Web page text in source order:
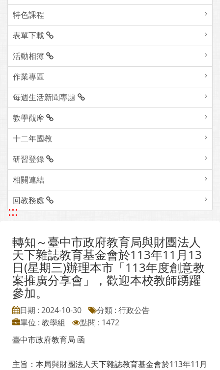
特色課程
表單下載
活動相簿
作業專區
每週生活新聞專題
教學觀摩
十二年國教
研習登錄
相關連結
回教務處
:::
轉知～臺中市政府教育局與財團法人
天下雜誌教育基金會於113年11月13
日(星期三)辦理本市「113年度創意教
案推廣分享會」，歡迎本校教師踴躍
參加。
日期 : 2024-10-30
分類 : 行政公告
單位 : 教學組
點閱 : 1472
臺中市政府教育局 函
主旨：本局與財團法人天下雜誌教育基金會於113年11月